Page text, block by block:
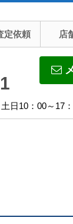
定依頼 店
日10：00～17